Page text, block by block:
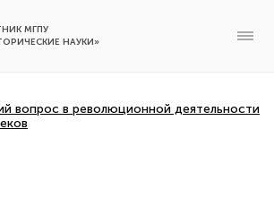
МГПУ
НАУКИ»
вопрос в революционной деятельности